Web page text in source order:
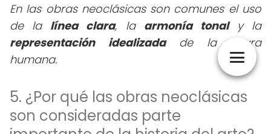
En las obras neoclásicas son comunes el uso
de la línea clara, la armonía tonaly la
representación idealizadade la figura
humana.
5. ¿Por qué las obras neoclásicas
son consideradas parte